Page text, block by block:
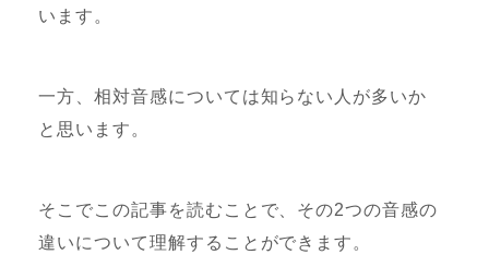
います。
一方、相対音感については知らない人が多いか
と思います。
そこでこの記事を読むことで、その2つの音感の
違いについて理解することができます。